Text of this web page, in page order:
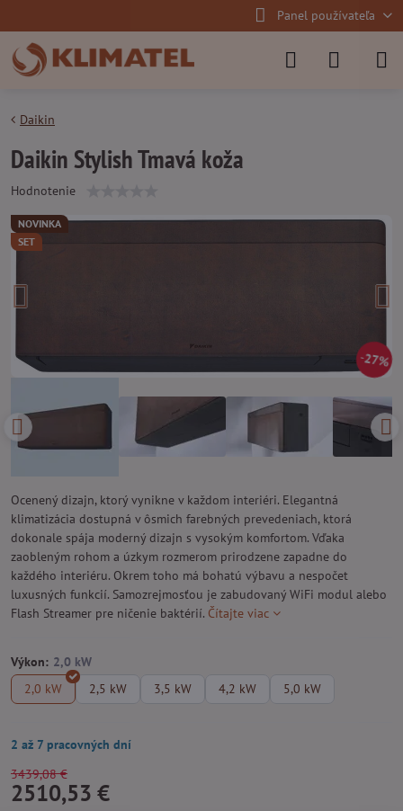
Panel používateľa
NOVINKA
SET
27%
Daikin
Daikin Stylish Tmavá koža
Hodnotenie
Ocenený dizajn, ktorý vynikne v každom interiéri. Elegantná
klimatizácia dostupná v ôsmich farebných prevedeniach, ktorá
dokonale spája moderný dizajn s vysokým komfortom. Vďaka
zaobleným rohom a úzkym rozmerom prirodzene zapadne do
každého interiéru. Okrem toho má bohatú výbavu a nespočet
luxusných funkcií. Samozrejmosťou je zabudovaný WiFi modul alebo
Flash Streamer pre ničenie baktérií. Čítajte viac
Výkon:
2,0 kW
2,5 kW 3,5 kW 4,2 kW 5,0 kW
2 až 7 pracovných dní
3439,08 €
2510,53 €